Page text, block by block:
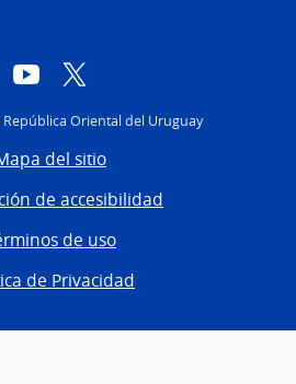
YouTube
Oriental del Uruguay
del sitio
de accesibilidad
de uso
de Privacidad